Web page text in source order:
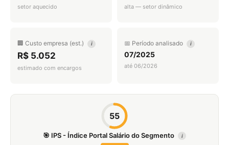
setor aquecido alta — setor dinâmico
🏢 Custo empresa (est.) i
R$ 5.052
estimado com encargos
📅 Período analisado i
07/2025
até 06/2026
55
🎯 IPS - Índice Portal Salário do Segmento i